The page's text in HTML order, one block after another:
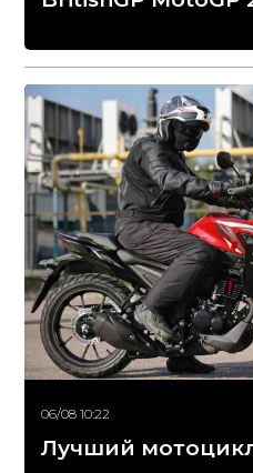
06/08 10:22
Лучший